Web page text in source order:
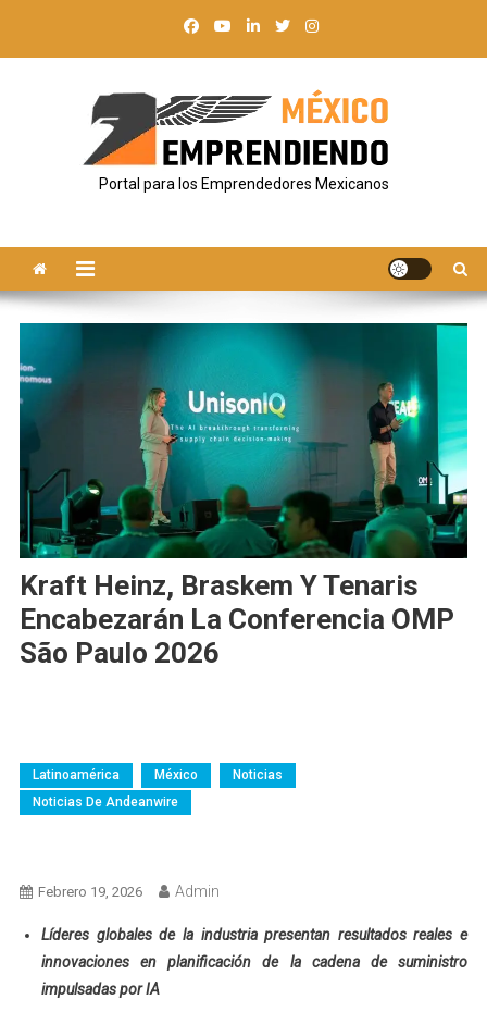
Portal para los Emprendedores Mexicanos
Kraft Heinz, Braskem Y Tenaris
Encabezarán La Conferencia OMP
São Paulo 2026
Latinoamérica
México
Noticias
Noticias De Andeanwire
Febrero 19, 2026 Admin
Líderes globales de la industria presentan resultados reales e
innovaciones en planificación de la cadena de suministro
impulsadas por IA